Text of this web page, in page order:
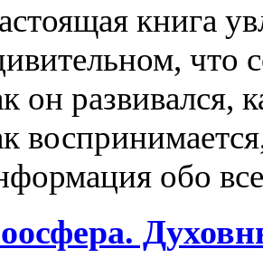
книга
что
он развивался,
обо